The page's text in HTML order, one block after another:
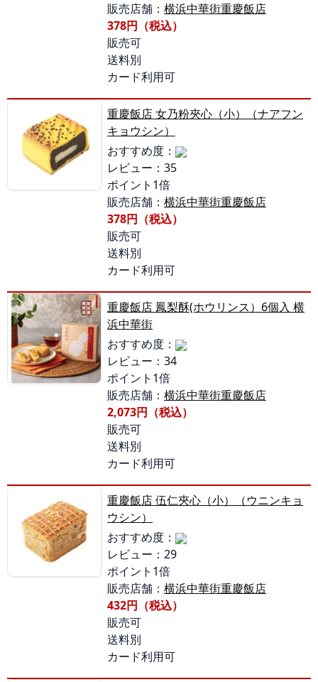
販売店舗： 横浜中華街重慶飯店
378円（税込）
販売可
送料別
カード利用可
重慶飯店 女乃粉夾心（小）（ナアフン
キョウシン）
おすすめ度：
レビュー：35
ポイント1倍
販売店舗： 横浜中華街重慶飯店
378円（税込）
販売可
送料別
カード利用可
重慶飯店 鳳梨酥(ホウリンス）6個入 横
浜中華街
おすすめ度：
レビュー：34
ポイント1倍
販売店舗： 横浜中華街重慶飯店
2,073円（税込）
販売可
送料別
カード利用可
重慶飯店 伍仁夾心（小）（ウニンキョ
ウシン）
おすすめ度：
レビュー：29
ポイント1倍
販売店舗： 横浜中華街重慶飯店
432円（税込）
販売可
送料別
カード利用可